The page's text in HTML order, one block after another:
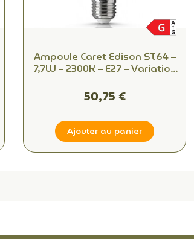
Ampoule Caret Edison ST64 –
7,7W – 2300K – E27 – Variation
50,75 €
Ajouter au panier